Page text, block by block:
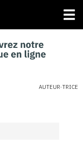
AUTEUR·TRICE